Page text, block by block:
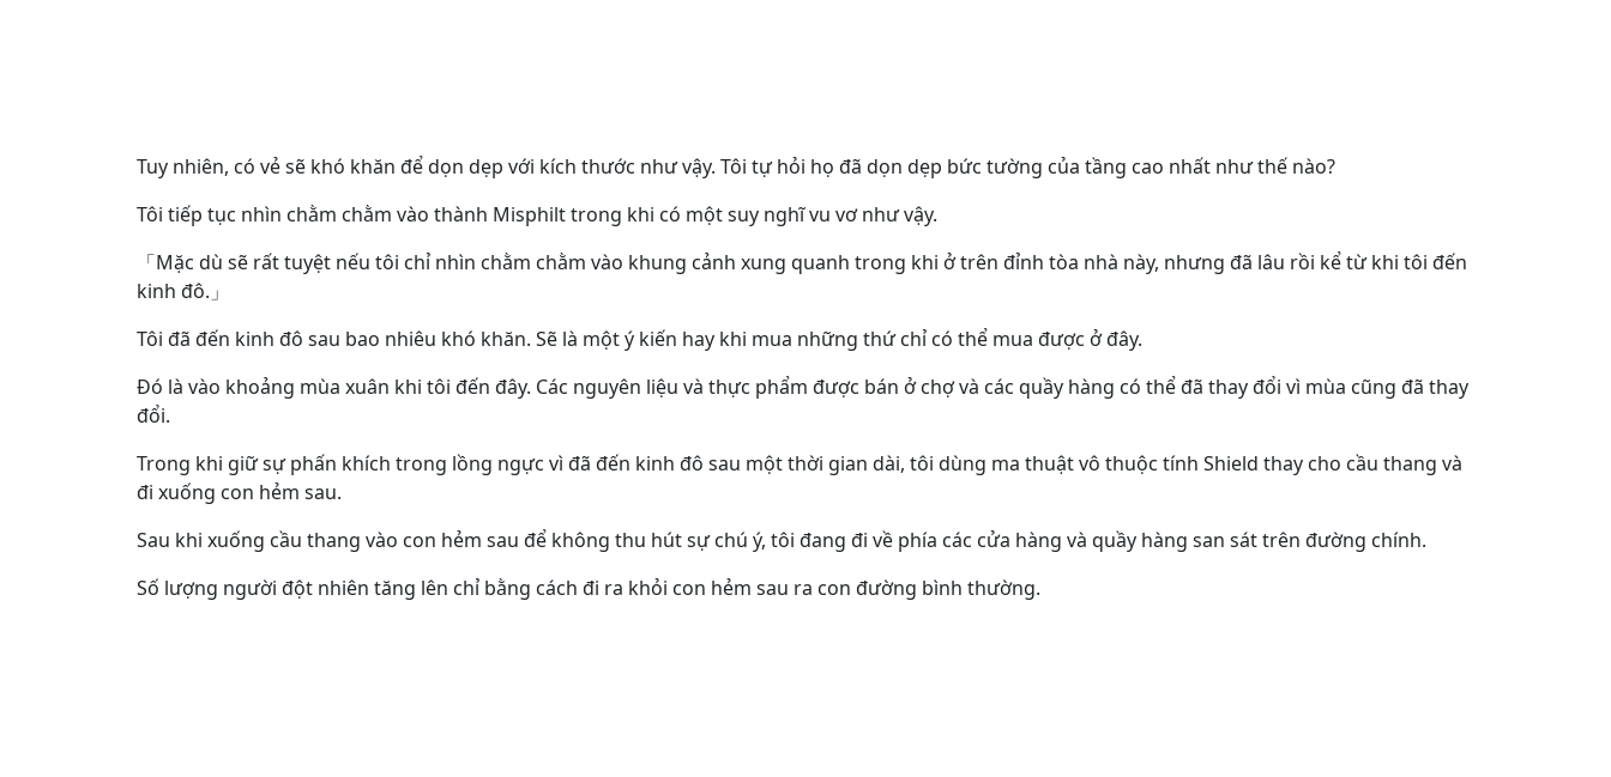
Tuy nhiên, có vẻ sẽ khó khăn để dọn dẹp với kích thước như vậy. Tôi tự hỏi họ đã dọn dẹp bức tường của tầng cao nhất như thế nào?
Tôi tiếp tục nhìn chằm chằm vào thành Misphilt trong khi có một suy nghĩ vu vơ như vậy.
「Mặc dù sẽ rất tuyệt nếu tôi chỉ nhìn chằm chằm vào khung cảnh xung quanh trong khi ở trên đỉnh tòa nhà này, nhưng đã lâu rồi kể từ khi tôi đến
kinh đô.」
Tôi đã đến kinh đô sau bao nhiêu khó khăn. Sẽ là một ý kiến hay khi mua những thứ chỉ có thể mua được ở đây.
Đó là vào khoảng mùa xuân khi tôi đến đây. Các nguyên liệu và thực phẩm được bán ở chợ và các quầy hàng có thể đã thay đổi vì mùa cũng đã thay
đổi.
Trong khi giữ sự phấn khích trong lồng ngực vì đã đến kinh đô sau một thời gian dài, tôi dùng ma thuật vô thuộc tính Shield thay cho cầu thang và
đi xuống con hẻm sau.
Sau khi xuống cầu thang vào con hẻm sau để không thu hút sự chú ý, tôi đang đi về phía các cửa hàng và quầy hàng san sát trên đường chính.
Số lượng người đột nhiên tăng lên chỉ bằng cách đi ra khỏi con hẻm sau ra con đường bình thường.